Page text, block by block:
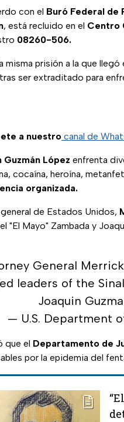
con el Buró Federal de
, está recluido en el Centro
08260-506.
misma prisión a la que
ser extraditado para
a nuestro canal de
Guzmán López enfrenta
cocaína, heroína,
organizada.
de Estados Unidos,
"El Mayo" Zambada y
General
leaders of the
Joaquin
— U.S. Department
que el Departamento de
por la epidemia del